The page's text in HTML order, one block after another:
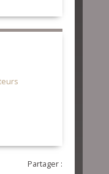
Partager :